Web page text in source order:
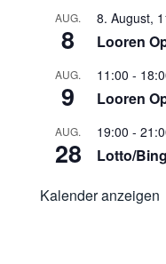
AUG.
8
8. August,
Looren
AUG.
9
11:00 -
Looren
AUG.
28
19:00 -
Lotto/
Kalender anzeigen